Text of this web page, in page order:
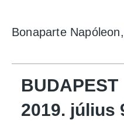
Bonaparte
BUDAPEST
2019. július